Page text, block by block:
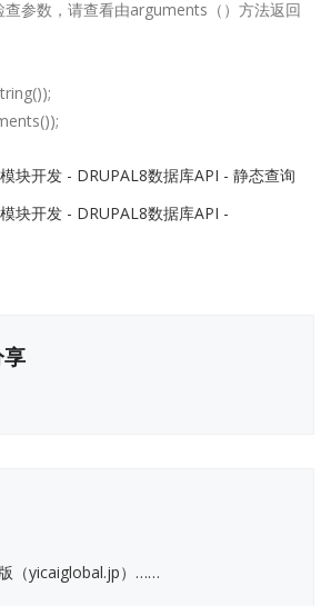
参数，请查看由arguments（）方法返回
块开发 - DRUPAL8数据库API - 静态查询
块开发 - DRUPAL8数据库API -
（yicaiglobal.jp）……